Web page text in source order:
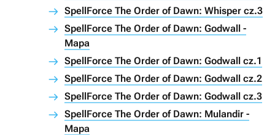
SpellForce The Order of Dawn: Whisper cz.3
SpellForce The Order of Dawn: Godwall -
Mapa
SpellForce The Order of Dawn: Godwall cz.1
SpellForce The Order of Dawn: Godwall cz.2
SpellForce The Order of Dawn: Godwall cz.3
SpellForce The Order of Dawn: Mulandir -
Mapa